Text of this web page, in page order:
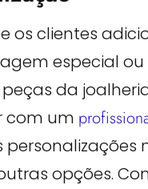
os clientes
especial ou
da
com um
personalizações
opções.